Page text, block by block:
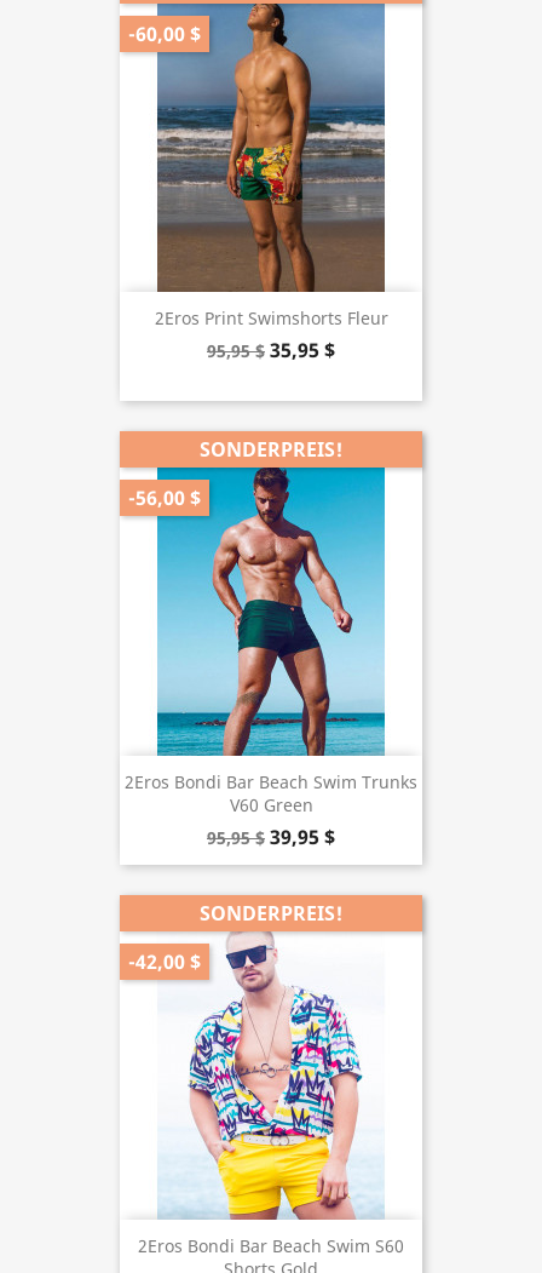
2Eros Print Swimshorts Fleur
95,95 $ 35,95 $
-60,00 $
2Eros Bondi Bar Beach Swim Trunks
V60 Green
95,95 $ 39,95 $
SONDERPREIS!
-56,00 $
2Eros Bondi Bar Beach Swim S60
SONDERPREIS!
-42,00 $